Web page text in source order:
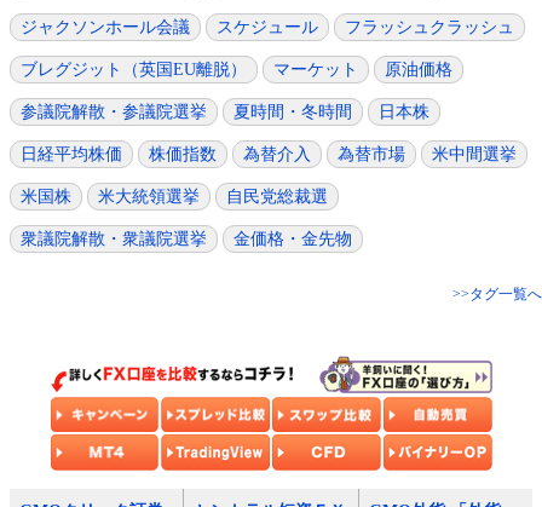
ジャクソンホール会議 スケジュール フラッシュクラッシュ
ブレグジット（英国EU離脱） マーケット 原油価格
参議院解散・参議院選挙 夏時間・冬時間 日本株
日経平均株価 株価指数 為替介入 為替市場 米中間選挙
米国株 米大統領選挙 自民党総裁選
衆議院解散・衆議院選挙 金価格・金先物
>>タグ一覧へ